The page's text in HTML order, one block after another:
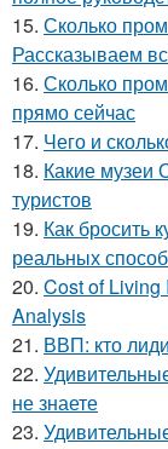
15. Сколько
Рассказываем
16. Сколько
прямо сейчас
17. Чего и
18. Какие музеи
туристов
19. Как бросить
реальных
20. Cost of Living
Analysis
21. ВВП: кто
22.
не знаете
23.